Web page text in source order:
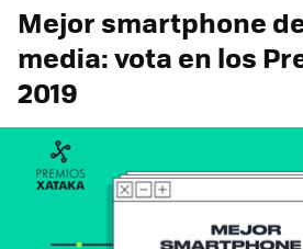
Mejor smartphone
media: vota en los
2019